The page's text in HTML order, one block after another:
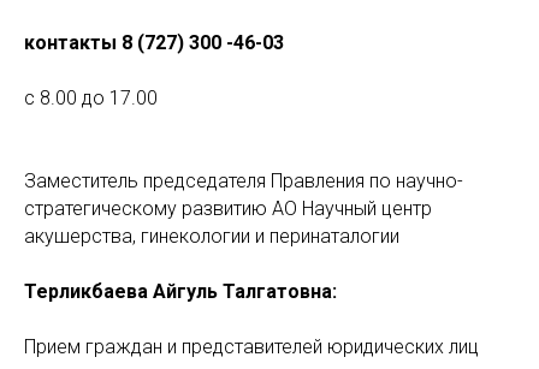
контакты 8 (727) 300 -46-03
с 8.00 до 17.00
Заместитель председателя Правления по научно-
стратегическому развитию АО Научный центр
акушерства, гинекологии и перинаталогии
Терликбаева Айгуль Талгатовна:
Прием граждан и представителей юридических лиц